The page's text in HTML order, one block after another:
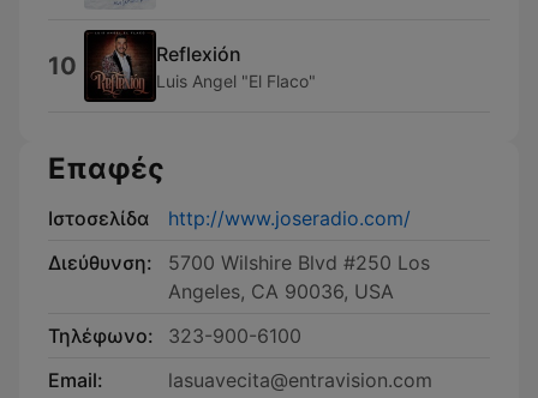
10 Reflexión
Luis Angel "El Flaco"
Επαφές
Ιστοσελίδα
http://www.joseradio.com/
Διεύθυνση:
5700 Wilshire Blvd #250 Los
Angeles, CA 90036, USA
Τηλέφωνο:
323-900-6100
Email:
lasuavecita@entravision.com